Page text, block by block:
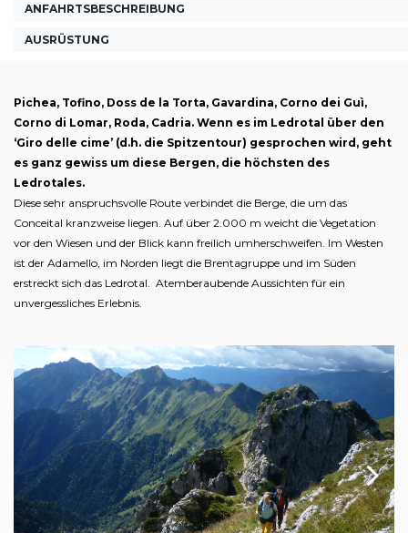
ANFAHRTSBESCHREIBUNG
AUSRÜSTUNG
Pichea, Tofino, Doss de la Torta, Gavardina, Corno dei Guì,
Corno di Lomar, Roda, Cadria. Wenn es im Ledrotal über den
‘Giro delle cime’ (d.h. die Spitzentour) gesprochen wird, geht
es ganz gewiss um diese Bergen, die höchsten des
Ledrotales.
Diese sehr anspruchsvolle Route verbindet die Berge, die um das
Conceital kranzweise liegen. Auf über 2.000 m weicht die Vegetation
vor den Wiesen und der Blick kann freilich umherschweifen. Im Westen
ist der Adamello, im Norden liegt die Brentagruppe und im Süden
erstreckt sich das Ledrotal. Atemberaubende Aussichten für ein
unvergessliches Erlebnis.